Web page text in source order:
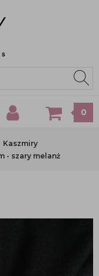
0
Kaszmiry
- szary melanż